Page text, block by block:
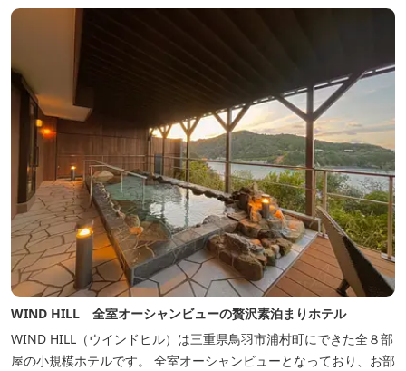
WIND HILL 全室オーシャンビューの贅沢素泊まりホテル
WIND HILL（ウインドヒル）は三重県鳥羽市浦村町にできた全８部
屋の小規模ホテルです。 全室オーシャンビューとなっており、お部